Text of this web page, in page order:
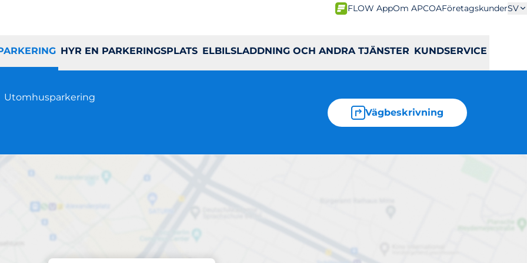
FLOW AppOm APCOAFöretagskunderSV
HYR EN PARKERINGSPLATS ELBILSLADDNING OCH ANDRA TJÄNSTER KUNDSERVICE
Utomhusparkering
Vägbeskrivning
2-46